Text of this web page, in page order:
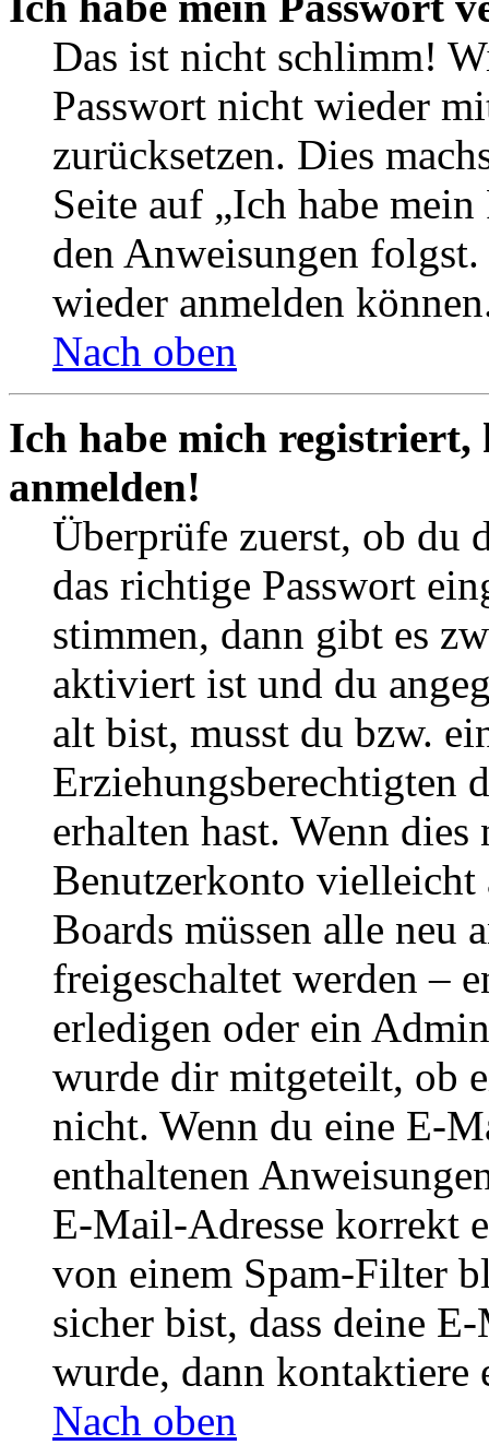
Das ist nicht schlimm!
Passwort nicht wieder
zurücksetzen. Dies
Seite auf „Ich habe
den Anweisungen
wieder anmelden
Nach oben
Ich habe mich
anmelden!
Überprüfe zuerst, ob du
das richtige Passwort
stimmen, dann gibt es
aktiviert ist und du
alt bist, musst du bzw.
Erziehungsberechtigten
erhalten hast. Wenn
Benutzerkonto
Boards müssen alle neu
freigeschaltet werden –
erledigen oder ein
wurde dir mitgeteilt, ob
nicht. Wenn du eine E-
enthaltenen
E-Mail-Adresse korrekt
von einem Spam-Filter
sicher bist, dass deine
wurde, dann kontaktiere
Nach oben